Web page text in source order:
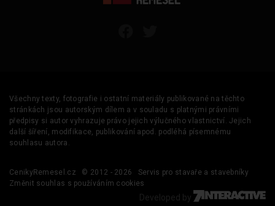
Všechny texty, fotografie i ostatní materiály publikované na těchto
stránkách jsou autorským dílem a v souladu s platnými právními
předpisy si autor vyhrazuje právo jejich výlučného vlastnictví. Jejich
další šíření, modifikace, publikování apod. podléhá písemnému
souhlasu autora.
CenikyRemesel.cz © 2012 - 2026
Servis pro stavaře a stavebníky
Změnit souhlas s používáním cookies
Developed by